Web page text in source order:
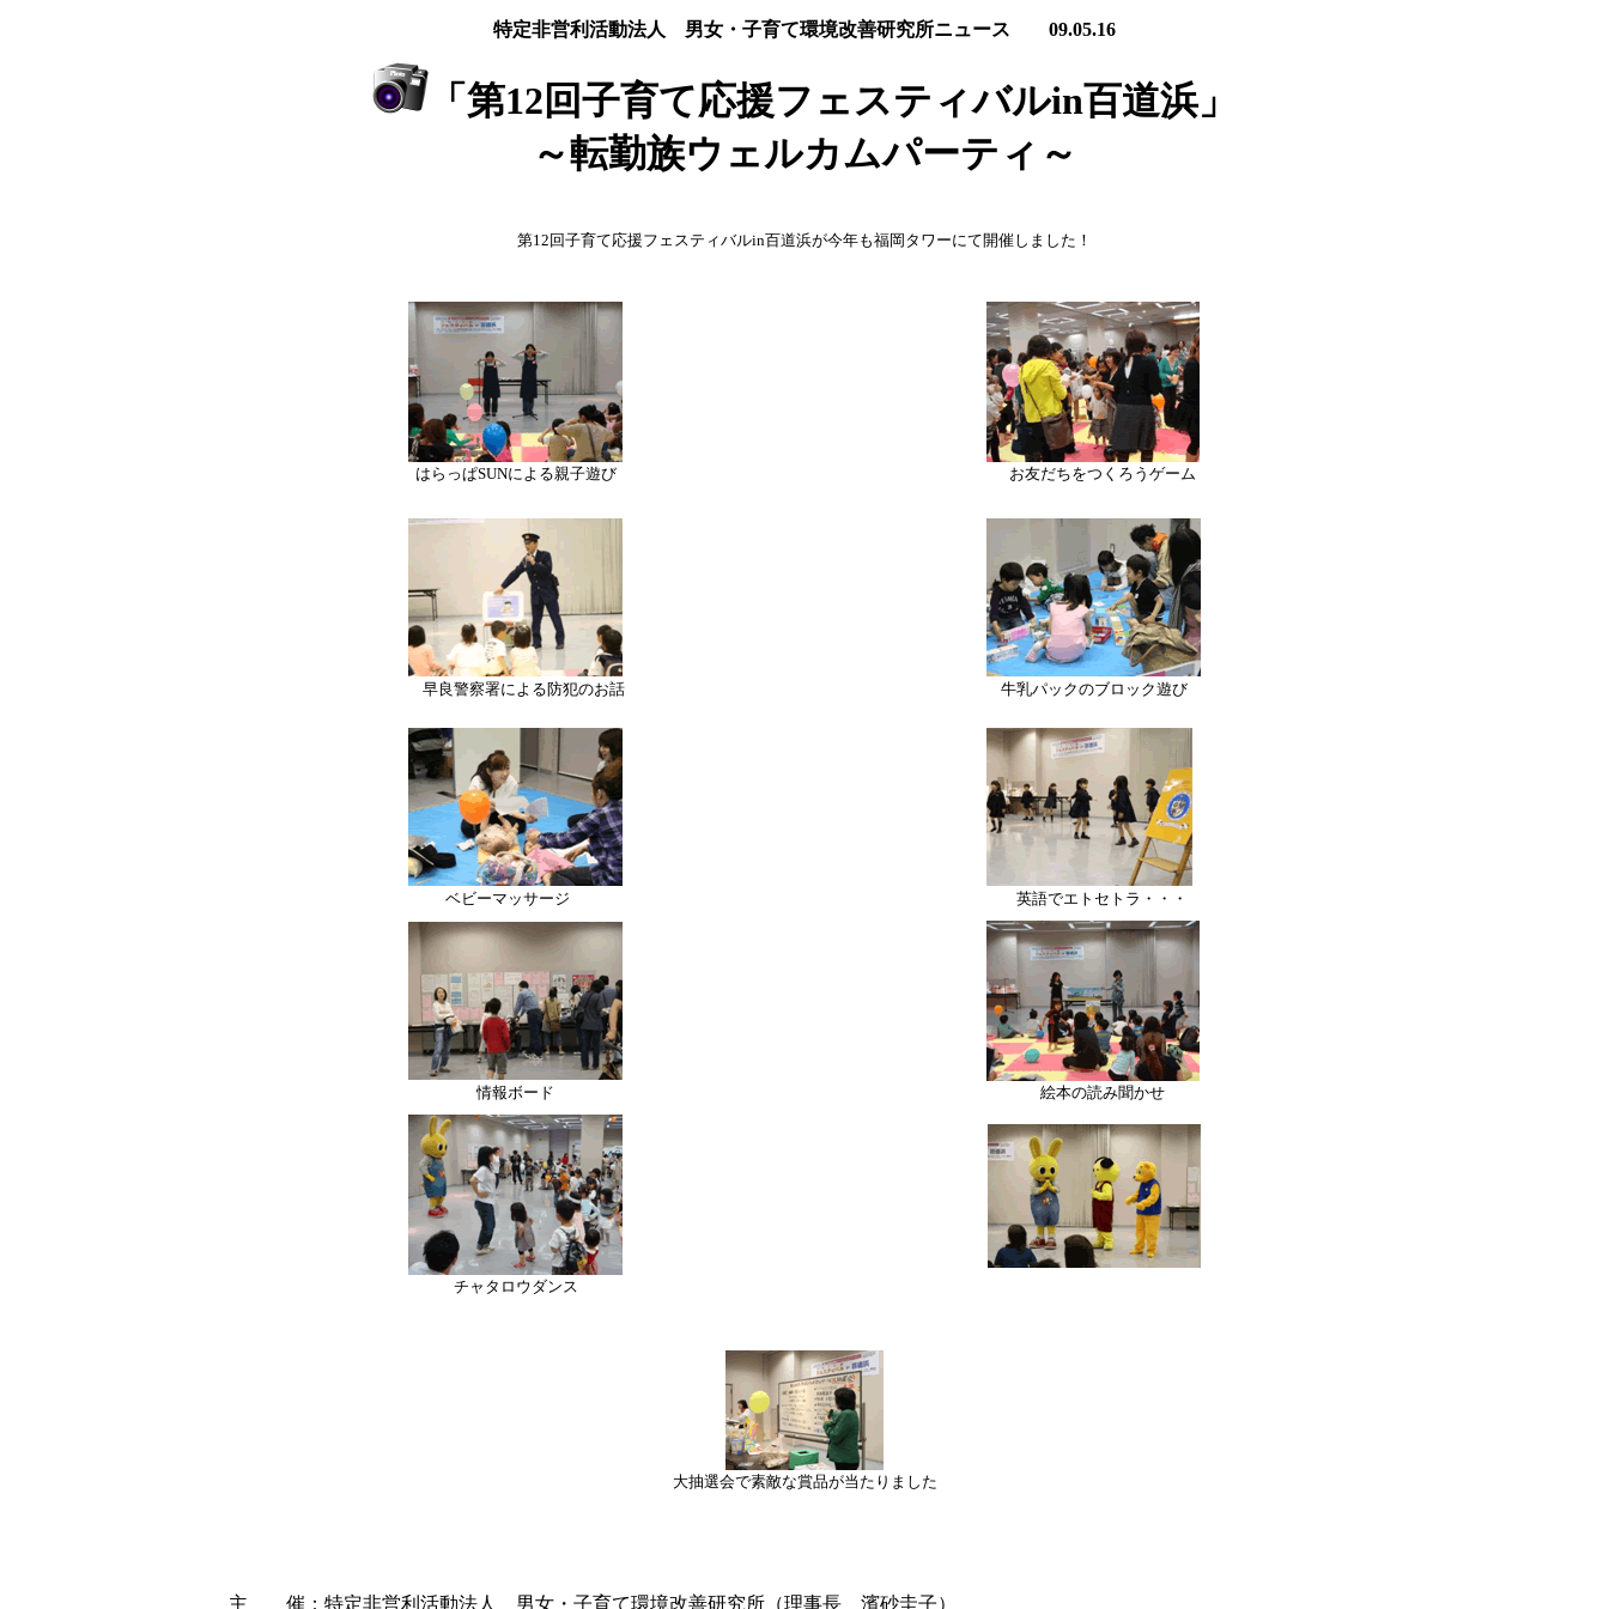
特定非営利活動法人 男女・子育て環境改善研究所ニュース 09.05.16
「第12回子育て応援フェスティバルin百道浜」
～転勤族ウェルカムパーティ～
第12回子育て応援フェスティバルin百道浜が今年も福岡タワーにて開催しました！
はらっぱSUNによる親子遊び お友だちをつくろうゲーム
早良警察署による防犯のお話 牛乳パックのブロック遊び
ベビーマッサージ 英語でエトセトラ・・・
情報ボード 絵本の読み聞かせ
チャタロウダンス
大抽選会で素敵な賞品が当たりました
主 催：特定非営利活動法人 男女・子育て環境改善研究所（理事長 濱砂圭子）